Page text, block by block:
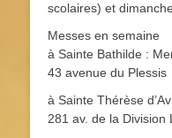
scolaires) et
Messes en semaine
à Sainte Bathilde :
43 avenue du Plessis
à Sainte Thérèse
281 av. de la Division